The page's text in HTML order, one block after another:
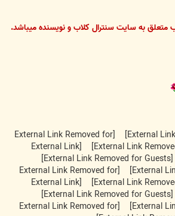
به سایت سنترال کلاب و نویسنده میباشد.
[External Link Removed for
[External Link
[External Link Removed for Guests]
[External Link Removed for
[External Link
[External Link Removed for Guests]
[External Link Removed for